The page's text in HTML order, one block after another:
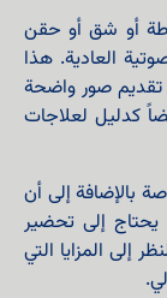
أو شق أو حقن
العادية. هذا
تقديم صور واضحة
كدليل لعلاجات
بالإضافة إلى أن
يحتاج إلى تحضير
إلى المزايا التي